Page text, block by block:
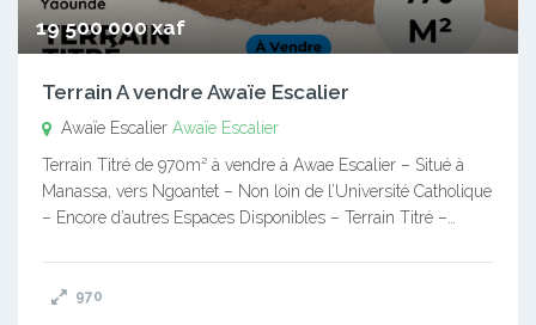
19 500 000 xaf
Terrain A vendre Awaïe Escalier
Awaïe Escalier Awaïe Escalier
Terrain Titré de 970m² à vendre à Awae Escalier – Situé à
Manassa, vers Ngoantet – Non loin de l’Université Catholique
– Encore d’autres Espaces Disponibles – Terrain Titré –…
970